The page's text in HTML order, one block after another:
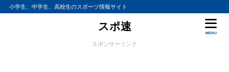
小学生、中学生、高校生のスポーツ情報サイト
スポ速
MENU
スポンサーリンク